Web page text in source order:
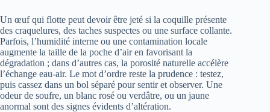
Un œuf qui flotte peut devoir être jeté si la coquille présente
des craquelures, des taches suspectes ou une surface collante.
Parfois, l’humidité interne ou une contamination locale
augmente la taille de la poche d’air en favorisant la
dégradation ; dans d’autres cas, la porosité naturelle accélère
l’échange eau‑air. Le mot d’ordre reste la prudence : testez,
puis cassez dans un bol séparé pour sentir et observer. Une
odeur de soufre, un blanc rosé ou verdâtre, ou un jaune
anormal sont des signes évidents d’altération.